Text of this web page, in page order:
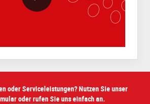
oder Serviceleistungen? Nutzen Sie unser
oder rufen Sie uns einfach an.